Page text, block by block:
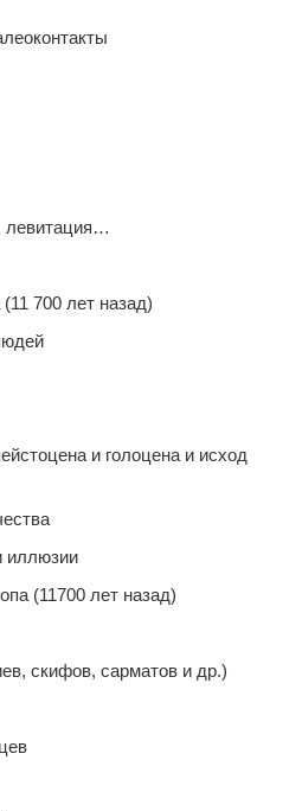
левитация…
700 лет назад)
и голоцена и исход
иллюзии
(11700 лет назад)
скифов, сарматов и др.)